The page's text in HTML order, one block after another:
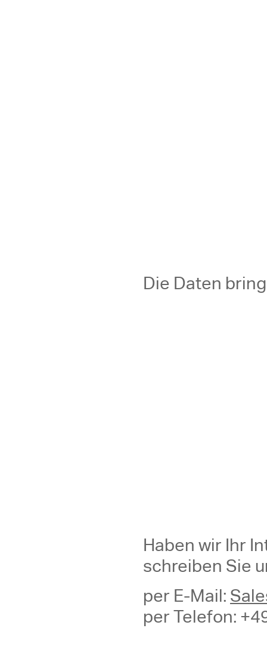
Die Daten
Haben wir Ihr
schreiben Sie
per E-Mail:
per Telefon: